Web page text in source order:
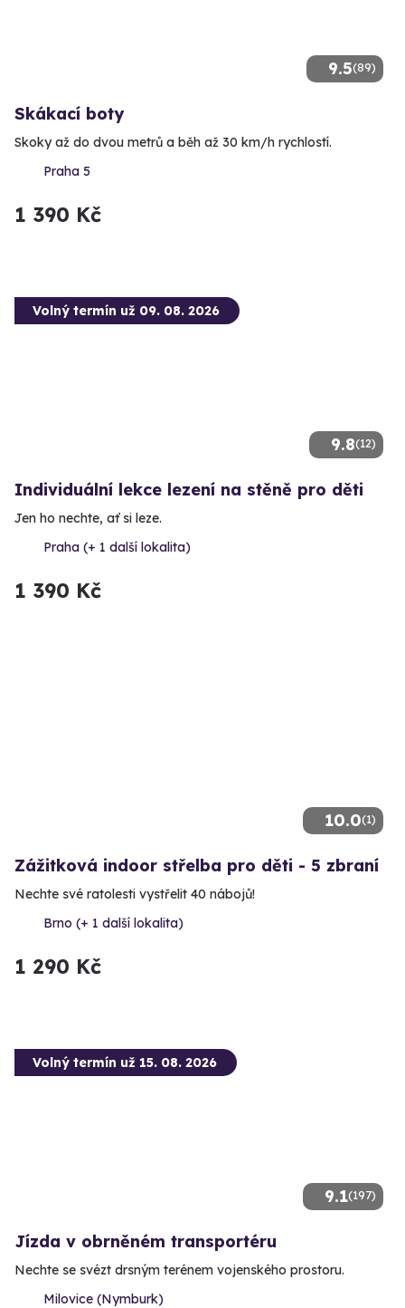
9.5(89)
Skákací boty
Skoky až do dvou metrů a běh až 30 km/h rychlostí.
Praha 5
1 390 Kč
9.8(12)
Volný termín už 09. 08. 2026
Individuální lekce lezení na stěně pro děti
Jen ho nechte, ať si leze.
Praha (+ 1 další lokalita)
1 390 Kč
10.0(1)
Zážitková indoor střelba pro děti - 5 zbraní
Nechte své ratolesti vystřelit 40 nábojů!
Brno (+ 1 další lokalita)
1 290 Kč
9.1(197)
Volný termín už 15. 08. 2026
Jízda v obrněném transportéru
Nechte se svézt drsným terénem vojenského prostoru.
Milovice (Nymburk)